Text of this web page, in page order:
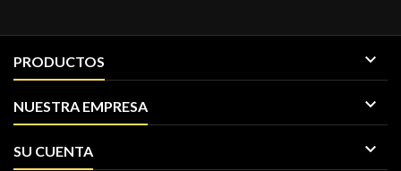
PRODUCTOS 
NUESTRA EMPRESA 
SU CUENTA 